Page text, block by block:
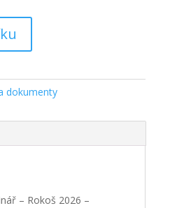
dokumenty
– Rokoš 2026 –